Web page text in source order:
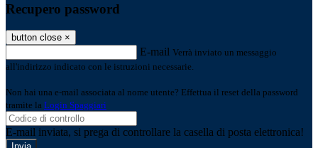
Recupero password
button close ×
E-mail Verrà inviato un messaggio
all'indirizzo indicato con le istruzioni necessarie.
Non hai una e-mail associata al nome utente? Effettua il reset della password
tramite la Login Spaggiari
E-mail inviata, si prega di controllare la casella di posta elettronica!